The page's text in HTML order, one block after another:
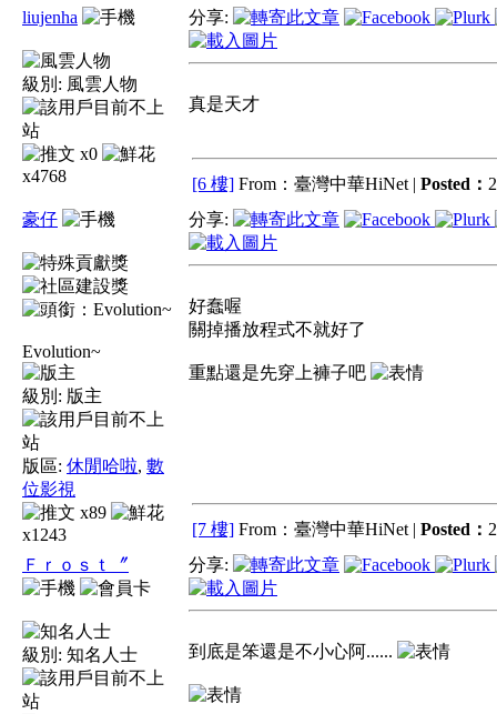
liujenha
級別: 風雲人物
x0
x4768
分享:
真是天才
[6 樓] From：臺灣中華HiNet | Posted：
豪仔
Evolution~
級別: 版主
版區: 休閒哈啦, 數
位影視
x89
x1243
分享:
好蠢喔
關掉播放程式不就好了
重點還是先穿上褲子吧
[7 樓] From：臺灣中華HiNet | Posted：
Ｆｒｏｓｔ〞
級別: 知名人士
分享:
到底是笨還是不小心阿......